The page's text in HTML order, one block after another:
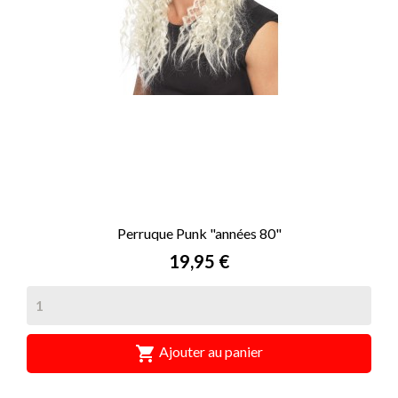
Perruque Punk "années 80"
Prix
19,95 €
 Ajouter au panier